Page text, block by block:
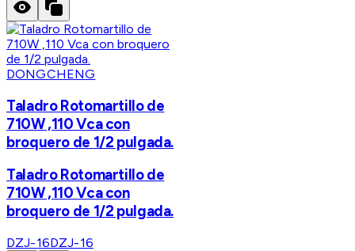
DONGCHENG
Taladro Rotomartillo de
710W ,110 Vca con
broquero de 1/2 pulgada.
Taladro Rotomartillo de
710W ,110 Vca con
broquero de 1/2 pulgada.
DZJ-16DZJ-16